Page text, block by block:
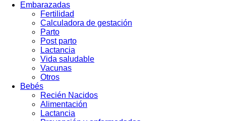
Embarazadas
Fertilidad
Calculadora de gestación
Parto
Post parto
Lactancia
Vida saludable
Vacunas
Otros
Bebés
Recién Nacidos
Alimentación
Lactancia